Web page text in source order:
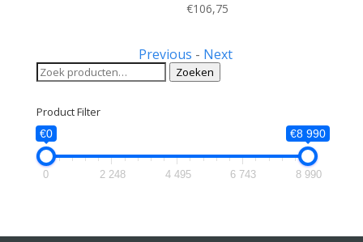
€106,75
Previous - Next
Zoeken
naar:
Zoeken
Product Filter
€0 €8 990
0 2 248 4 495 6 743 8 990